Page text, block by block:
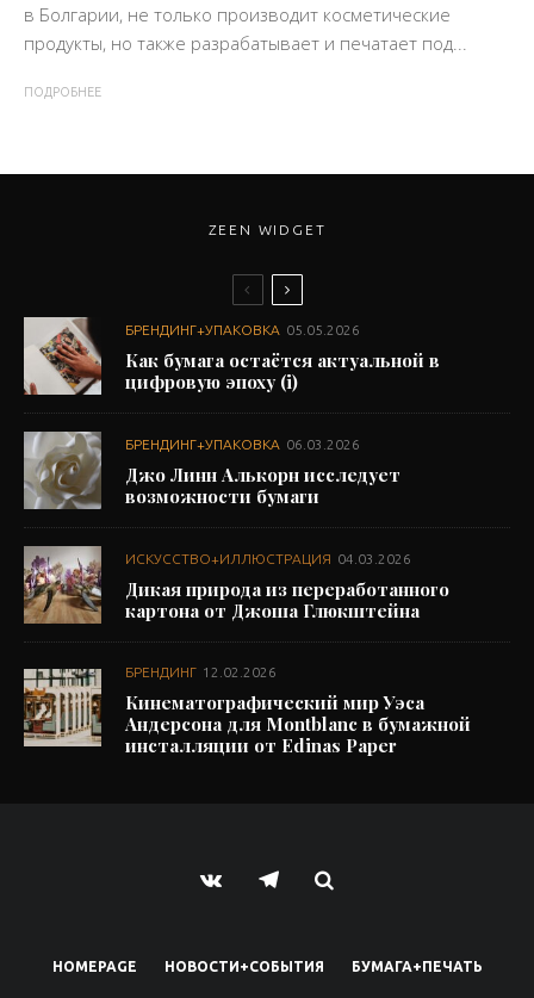
в Болгарии, не только производит косметические
продукты, но также разрабатывает и печатает под...
ПОДРОБНЕЕ
ZEEN WIDGET
БРЕНДИНГ+УПАКОВКА 05.05.2026
Как бумага остаётся актуальной в
цифровую эпоху (i)
БРЕНДИНГ+УПАКОВКА 06.03.2026
Джо Линн Алькорн исследует
возможности бумаги
ИСКУССТВО+ИЛЛЮСТРАЦИЯ 04.03.2026
Дикая природа из переработанного
картона от Джоша Глюкштейна
БРЕНДИНГ 12.02.2026
Кинематографический мир Уэса
Андерсона для Montblanc в бумажной
инсталляции от Edinas Paper
HOMEPAGE НОВОСТИ+СОБЫТИЯ БУМАГА+ПЕЧАТЬ